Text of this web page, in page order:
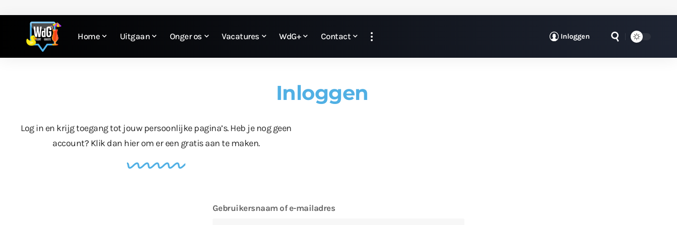
Home Uitgaan Onger os Vacatures WdG+ Contact Inloggen
Inloggen
Log in en krijg toegang tot jouw persoonlijke pagina’s. Heb je nog geen
account? Klik dan hierom er een gratis aan te maken.
Gebruikersnaam of e-mailadres